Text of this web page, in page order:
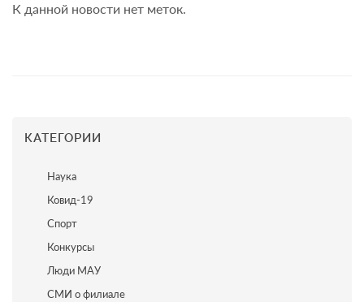
К данной новости нет меток.
КАТЕГОРИИ
Наука
Ковид-19
Спорт
Конкурсы
Люди МАУ
СМИ о филиале